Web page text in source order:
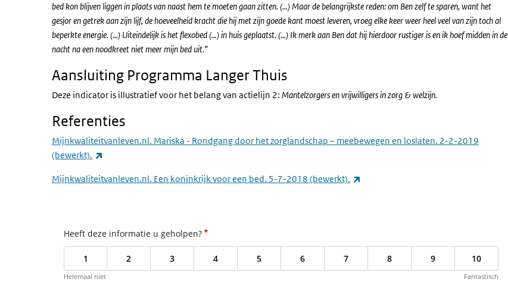
bed kon blijven liggen in plaats van naast hem te moeten gaan zitten. (…) Maar de belangrijkste reden: om Ben zelf te sparen, want het
gesjor en getrek aan zijn lijf, de hoeveelheid kracht die hij met zijn goede kant moest leveren, vroeg elke keer weer heel veel van zijn toch al
beperkte energie. (…) Uiteindelijk is het flexobed (…) in huis geplaatst. (…) Ik merk aan Ben dat hij hierdoor rustiger is en ik hoef midden in de
nacht na een noodkreet niet meer mijn bed uit.”
Aansluiting Programma Langer Thuis
Deze indicator is illustratief voor het belang van actielijn 2: Mantelzorgers en vrijwilligers in zorg & welzijn.
Referenties
Mijnkwaliteitvanleven.nl. Mariska - Rondgang door het zorglandschap – meebewegen en loslaten. 2-2-2019
(bewerkt).
Mijnkwaliteitvanleven.nl. Een koninkrijk voor een bed. 5-7-2018 (bewerkt).
Heeft deze informatie u geholpen?*
1 2 3 4 5 6 7 8 9 10
Helemaal niet Fantastisch